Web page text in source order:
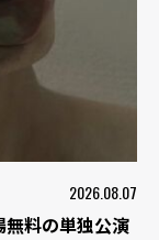
2026.08.07
無料の単独公演